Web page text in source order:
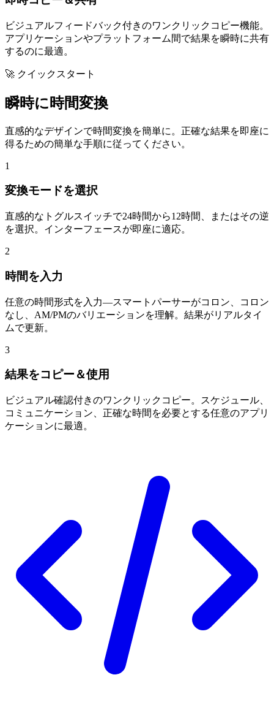
ビジュアルフィードバック付きのワンクリックコピー機能。
アプリケーションやプラットフォーム間で結果を瞬時に共有
するのに最適。
🚀 クイックスタート
瞬時に時間変換
直感的なデザインで時間変換を簡単に。正確な結果を即座に
得るための簡単な手順に従ってください。
1
変換モードを選択
直感的なトグルスイッチで24時間から12時間、またはその逆
を選択。インターフェースが即座に適応。
2
時間を入力
任意の時間形式を入力—スマートパーサーがコロン、コロン
なし、AM/PMのバリエーションを理解。結果がリアルタイ
ムで更新。
3
結果をコピー＆使用
ビジュアル確認付きのワンクリックコピー。スケジュール、
コミュニケーション、正確な時間を必要とする任意のアプリ
ケーションに最適。